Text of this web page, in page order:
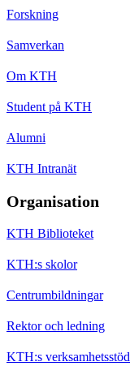
Forskning
Samverkan
Om KTH
Student på KTH
Alumni
KTH Intranät
Organisation
KTH Biblioteket
KTH:s skolor
Centrumbildningar
Rektor och ledning
KTH:s verksamhetsstöd